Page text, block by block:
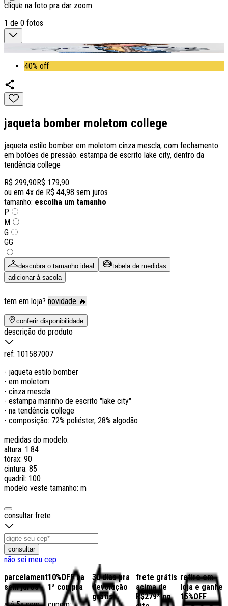
clique na foto pra dar zoom
1 de 0 fotos
40% off
jaqueta bomber moletom college
jaqueta estilo bomber em moletom cinza mescla, com fechamento
em botões de pressão. estampa de escrito lake city, dentro da
tendência college
R$ 299,90R$ 179,90
ou em 4x de R$ 44,98 sem juros
tamanho: escolha um tamanho
P
M
G
GG
descubra o tamanho ideal
tabela de medidas
adicionar à sacola
tem em loja? novidade 🔥
conferir disponibilidade
descrição do produto
ref: 101587007
- jaqueta estilo bomber
- em moletom
- cinza mescla
- estampa marinho de escrito "lake city"
- na tendência college
- composição: 72% poliéster, 28% algodão
medidas do modelo:
altura: 1.84
tórax: 90
cintura: 85
quadril: 100
modelo veste tamanho: m
consultar frete
consultar
não sei meu cep
parcelamento
sem juros
10%OFF na
1ª compra
30 dias pra
devolução
grátis
frete grátis
acima de
R$279* no
retire em
loja e ganhe
15%OFF